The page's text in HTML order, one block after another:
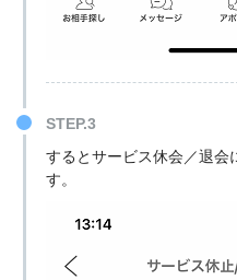
STEP.3
するとサービス休会／退会
す。